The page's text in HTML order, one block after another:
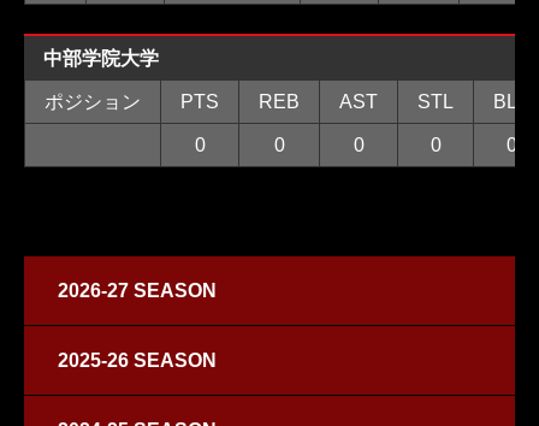
中部学院大学
ポジション PTS REB AST STL BLK
0 0 0 0 0
2026-27 SEASON
2025-26 SEASON